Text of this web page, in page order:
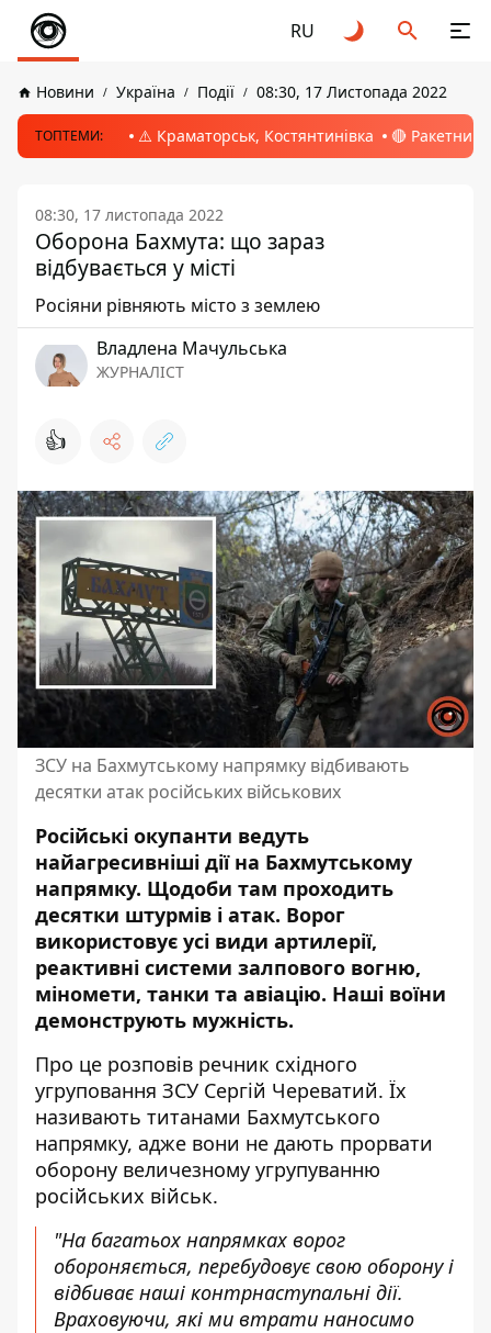
RU
Новини Україна Події 08:30, 17 Листопада 2022
ТОПТЕМИ: ⚠️ Краматорськ, Костянтинівка 🔴 Ракетний
08:30, 17 листопада 2022
Оборона Бахмута: що зараз
відбувається у місті
Росіяни рівняють місто з землею
Владлена Мачульська
ЖУРНАЛІСТ
👍
ЗСУ на Бахмутському напрямку відбивають
десятки атак російських військових
Російські окупанти ведуть
найагресивніші дії на Бахмутському
напрямку. Щодоби там проходить
десятки штурмів і атак. Ворог
використовує усі види артилерії,
реактивні системи залпового вогню,
міномети, танки та авіацію. Наші воїни
демонструють мужність.
Про це розповів речник східного
угруповання ЗСУ Сергій Череватий. Їх
називають титанами Бахмутського
напрямку, адже вони не дають прорвати
оборону величезному угрупуванню
російських військ.
"На багатьох напрямках ворог
обороняється, перебудовує свою оборону і
відбиває наші контрнаступальні дії.
Враховуючи, які ми втрати наносимо